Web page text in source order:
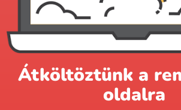
Átköltöztünk a
oldalra